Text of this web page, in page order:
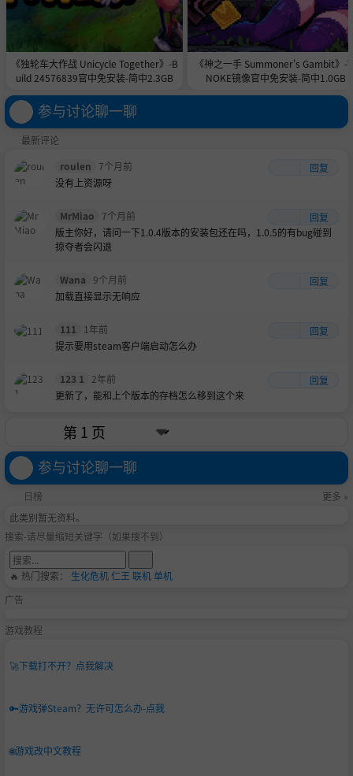
《独轮车大作战 Unicycle Together》-B
uild 24576839官中免安装-简中2.3GB
《神之一手 Summoner's Gambit》-
NOKE镜像官中免安装-简中1.0GB
参与讨论聊一聊
最新评论
roulen
7个月前
回复
没有上资源呀
MrMiao 7个月前
回复
版主你好，请问一下1.0.4版本的安装包还在吗，1.0.5的有bug碰到
掠夺者会闪退
Wana 9个月前
回复
加载直接显示无响应
111 1年前
回复
提示要用steam客户端启动怎么办
123 1 2年前
回复
更新了，能和上个版本的存档怎么移到这个来
参与讨论聊一聊
日榜
更多 »
此类别暂无资料。
搜索-请尽量缩短关键字（如果搜不到）
🔥 热门搜索： 生化危机仁王联机单机
广告
游戏教程
🚀下载打不开？点我解决
🔑游戏弹Steam？无许可怎么办-点我
🌐游戏改中文教程